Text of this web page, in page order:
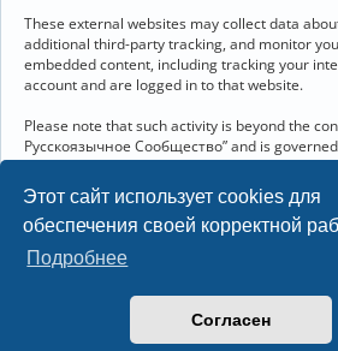
Этот сайт использует cookies для
обеспечения своей корректной
Подробнее
Согласен
These external websites may collect data
additional third-party tracking, and monitor
embedded content, including tracking your
account and are logged in to that website.
Please note that such activity is beyond the
Русскоязычное Сообщество” and is
and terms of service of the respective
you to review the privacy and cookie policies
you interact with through embedded content.
Linux 6.18.40-1-lts x86_64 GNU/Linux 2026-
Название и логотип Arch Linux ™ являются
Linux ® — зарегистрированная торговая